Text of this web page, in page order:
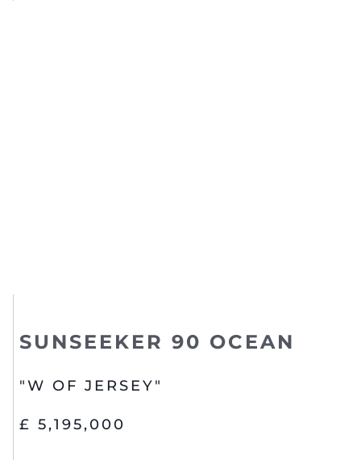
SUNSEEKER 90 OCEAN
"W OF JERSEY"
£ 5,195,000